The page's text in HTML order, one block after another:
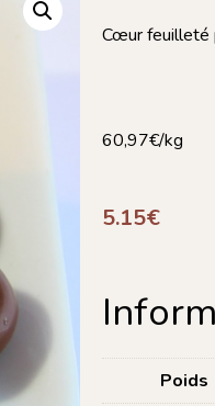
Cœur feuilleté
60,97€/kg
5.15€
Poids